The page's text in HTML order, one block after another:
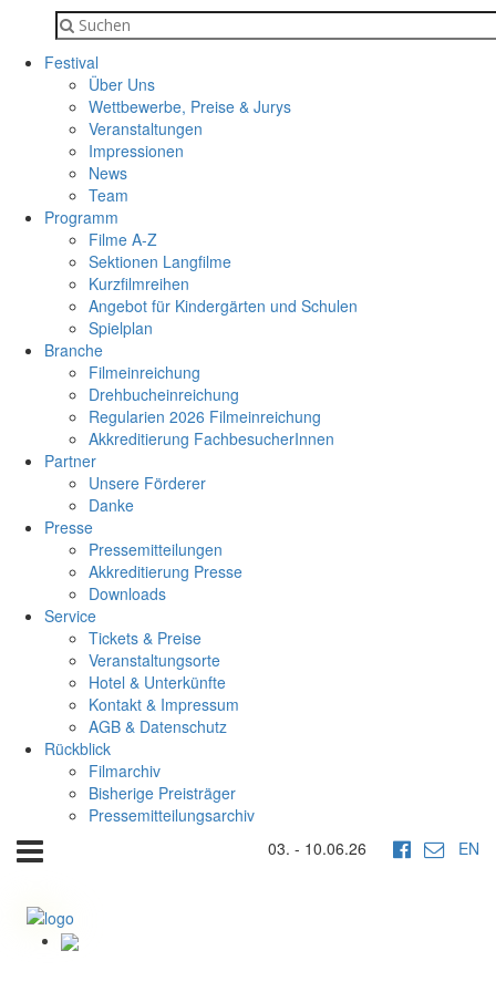
Festival
Über Uns
Wettbewerbe, Preise & Jurys
Veranstaltungen
Impressionen
News
Team
Programm
Filme A-Z
Sektionen Langfilme
Kurzfilmreihen
Angebot für Kindergärten und Schulen
Spielplan
Branche
Filmeinreichung
Drehbucheinreichung
Regularien 2026 Filmeinreichung
Akkreditierung FachbesucherInnen
Partner
Unsere Förderer
Danke
Presse
Pressemitteilungen
Akkreditierung Presse
Downloads
Service
Tickets & Preise
Veranstaltungsorte
Hotel & Unterkünfte
Kontakt & Impressum
AGB & Datenschutz
Rückblick
Filmarchiv
Bisherige Preisträger
Pressemitteilungsarchiv
03. - 10.06.26
EN